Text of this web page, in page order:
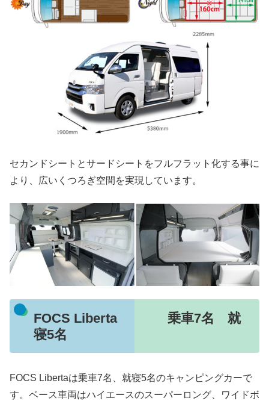
セカンドシートとサードシートをフルフラット化する事に
より、広いくつろぎ空間を実現しています。
FOCS Liberta 乗車7名 就
寝5名
FOCS Libertaは乗車7名、就寝5名のキャンピングカーで
す。ベース車両はハイエースのスーパーロング、ワイドボ